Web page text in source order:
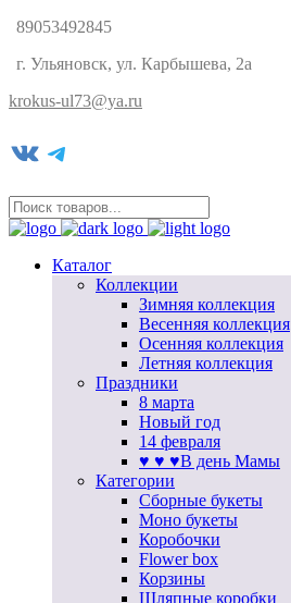
89053492845
г. Ульяновск, ул. Карбышева, 2а
krokus-ul73@ya.ru
VK Telegram
Каталог
Коллекции
Зимняя коллекция
Весенняя коллекция
Осенняя коллекция
Летняя коллекция
Праздники
8 марта
Новый год
14 февраля
♥ ♥ ♥В день Мамы
Категории
Сборные букеты
Моно букеты
Коробочки
Flower box
Корзины
Шляпные коробки